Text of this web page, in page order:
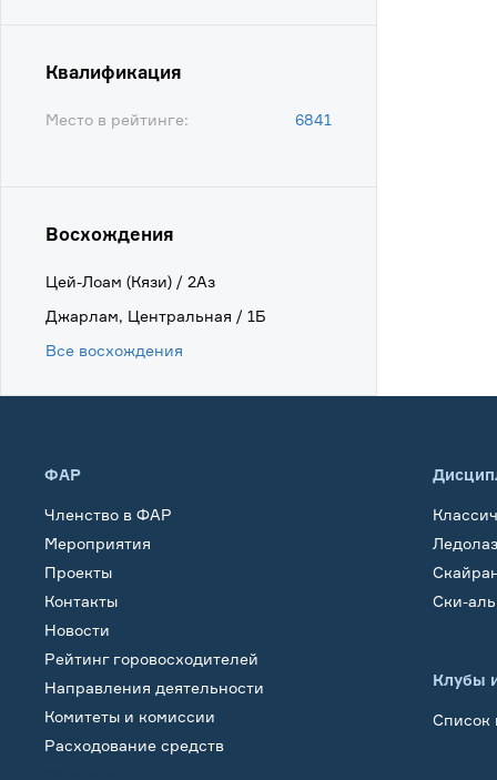
Квалификация
Место в рейтинге: 6841
Восхождения
Цей-Лоам (Кязи) / 2Аз
Джарлам, Центральная / 1Б
Все восхождения
ФАР
Членство в ФАР
Мероприятия
Проекты
Контакты
Новости
Рейтинг горовосходителей
Направления деятельности
Комитеты и комиссии
Расходование средств
Ски-
Клубы
Список